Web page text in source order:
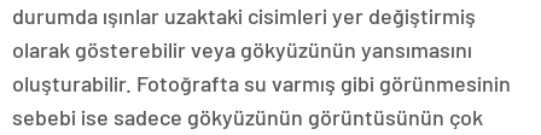
durumda ışınlar uzaktaki cisimleri yer değiştirmiş
olarak gösterebilir veya gökyüzünün yansımasını
oluşturabilir. Fotoğrafta su varmış gibi görünmesinin
sebebi ise sadece gökyüzünün görüntüsünün çok